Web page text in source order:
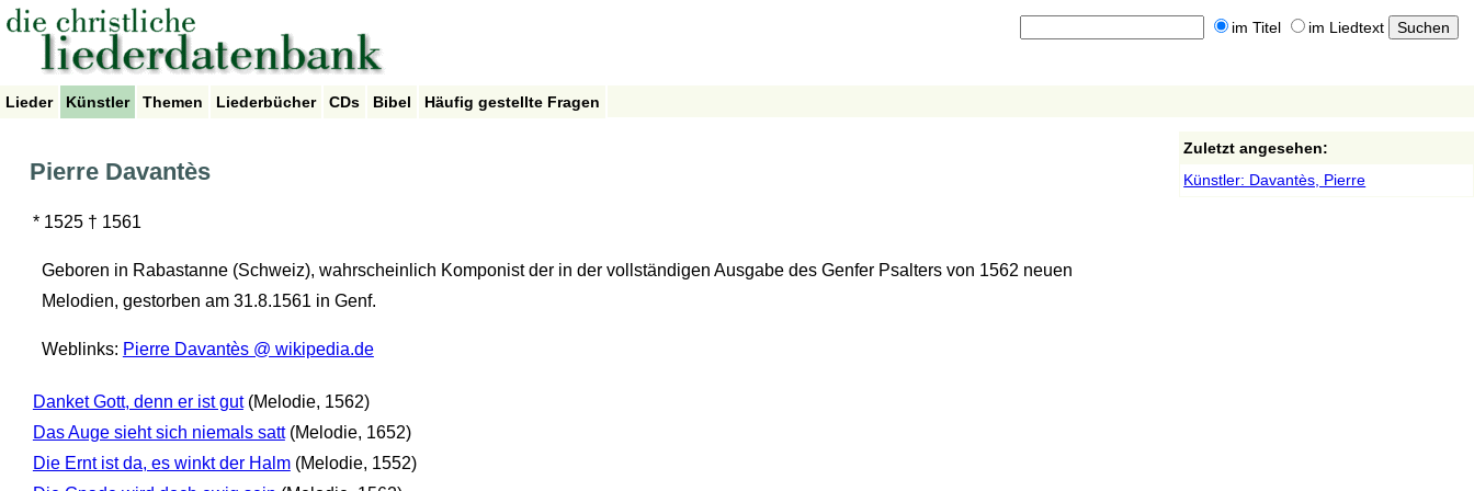
im Titel im Liedtext
Lieder Künstler Themen Liederbücher CDs Bibel Häufig gestellte Fragen
Pierre Davantès
* 1525 † 1561
Geboren in Rabastanne (Schweiz), wahrscheinlich Komponist der in der vollständigen Ausgabe des Genfer Psalters von 1562 neuen
Melodien, gestorben am 31.8.1561 in Genf.
Weblinks: Pierre Davantès @ wikipedia.de
Danket Gott, denn er ist gut (Melodie, 1562)
Das Auge sieht sich niemals satt (Melodie, 1652)
Die Ernt ist da, es winkt der Halm (Melodie, 1552)
Zuletzt angesehen:
Künstler: Davantès, Pierre